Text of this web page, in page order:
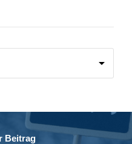
Beitrag